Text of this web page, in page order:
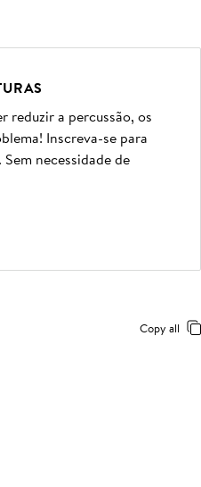
reduzir a percussão, os
Inscreva-se para
necessidade de
Copy all